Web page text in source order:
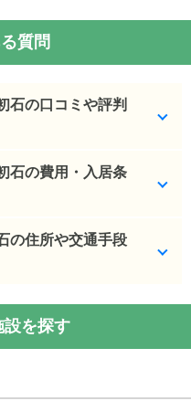
質問
石の口コミや評判
口コミを確認できま
からも歩いて行ける
石の費用・入居条
料金は次のとおりで
支援2、要介護1、要
の住所や交通手段
ス
772-1
戸川台駅0.9km
設を探す